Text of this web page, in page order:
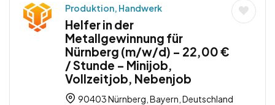
Produktion, Handwerk
Helfer in der
Metallgewinnung für
Nürnberg (m/w/d) – 22,00 €
/ Stunde – Minijob,
Vollzeitjob, Nebenjob
90403 Nürnberg, Bayern, Deutschland